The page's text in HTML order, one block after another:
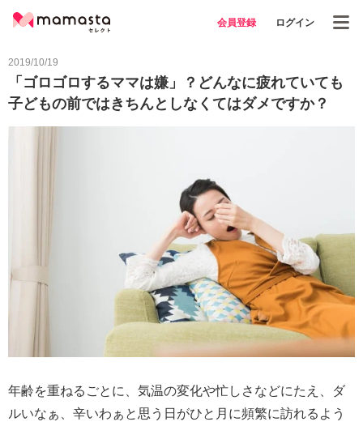
会員登録 ログイン
2019/10/19
「ゴロゴロするママは嫌」？どんなに疲れていても
子どもの前ではきちんとしなくてはダメですか？
年齢を重ねるごとに、気温の変化や忙しさなどにたえ、ダ
ルいなぁ、辛いわぁと思う日がひと月に頻繁に訪れるよう